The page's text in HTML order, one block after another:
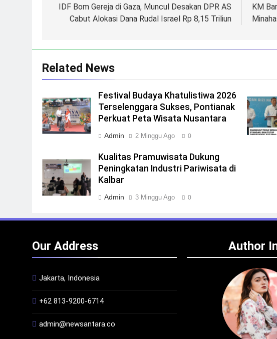
pos
IDF Bom Gereja di Gaza, Muncul Desakan DPR AS
Cabut Alokasi Dana Rudal Israel Rp 8,15 Triliun
KM
Related News
Festival Budaya Khatulistiwa 2026
Terselenggara Sukses, Pontianak
Perkuat Peta Wisata Nusantara
Admin 2 Minggu Ago 0
Kualitas Pramuwisata Dukung
Peningkatan Industri Pariwisata di
Kalbar
Admin 3 Minggu Ago 0
Our Address
Jakarta, Indonesia
+62 813-9200-6714
admin@newsantara.co
Author